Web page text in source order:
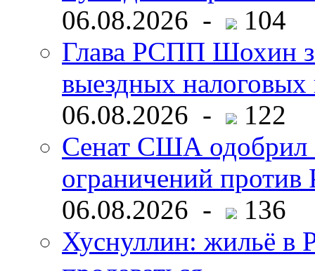
06.08.2026 -
104
Глава РСПП Шохин
выездных налоговых
06.08.2026 -
122
Сенат США одобрил
ограничений
06.08.2026 -
136
Хуснуллин: жильё в